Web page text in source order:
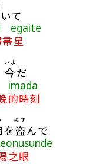
いて
egaite
星
今
いま
だ
imada
的時刻
を 盗
ぬす
んで
之眼